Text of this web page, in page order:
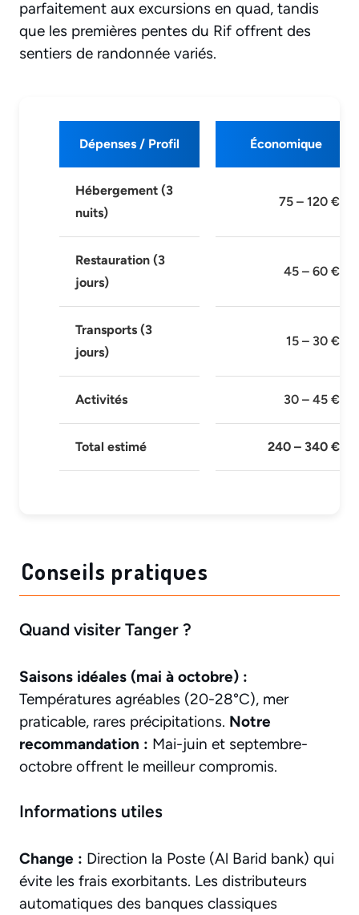
parfaitement aux excursions en quad, tandis
que les premières pentes du Rif offrent des
sentiers de randonnée variés.
Dépenses / Profil Économique
Hébergement (3
nuits)
75 – 120 €
Restauration (3
jours)
45 – 60 €
Transports (3
jours)
15 – 30 €
Activités 30 – 45 €
Total estimé 240 – 340 €
Conseils pratiques
Quand visiter Tanger ?
Saisons idéales (mai à octobre) :
Températures agréables (20-28°C), mer
praticable, rares précipitations. Notre
recommandation : Mai-juin et septembre-
octobre offrent le meilleur compromis.
Informations utiles
Change : Direction la Poste (Al Barid bank) qui
évite les frais exorbitants. Les distributeurs
automatiques des banques classiques